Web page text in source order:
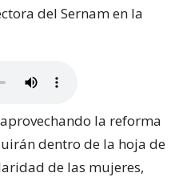
del Sernam en la
la reforma
dentro de la hoja de
de las mujeres,